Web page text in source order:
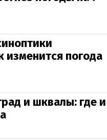
изменится погода
и шквалы: где и